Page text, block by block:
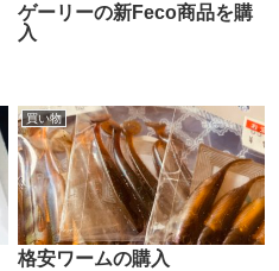
ゲーリーの新Feco商品を購
入
買い物
格安ワームの購入